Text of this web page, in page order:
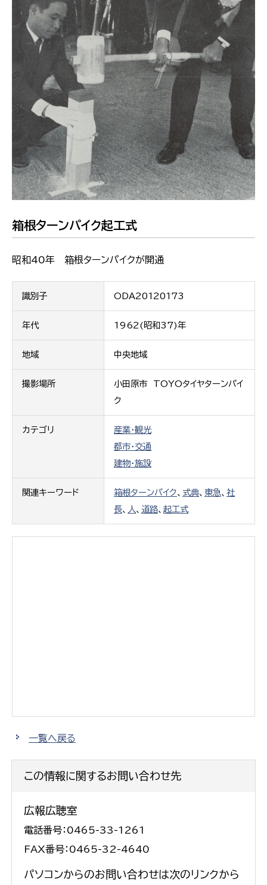
箱根ターンパイク起工式
昭和40年 箱根ターンパイクが開通
識別子 ODA20120173
年代 1962(昭和37)年
地域 中央地域
撮影場所
小田原市 TOYOタイヤターンパイ
ク
カテゴリ
産業・観光
都市・交通
建物・施設
関連キーワード 箱根ターンパイク、 式典、 東急、 社
長、 人 、 道路、 起工式
一覧へ戻る
この情報に関するお問い合わせ先
広報広聴室
電話番号：0465-33-1261
FAX番号：0465-32-4640
パソコンからのお問い合わせは次のリンクから